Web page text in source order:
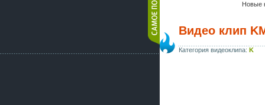
Новые
Видео клип
Категория видеоклипа: K